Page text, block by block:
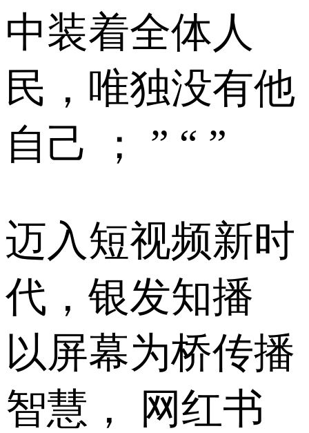
中装着全体人
民，唯独没有他
自己 ； ” “ ”
迈入短视频新时
代，银发知播
以屏幕为桥传播
智慧， 网红书